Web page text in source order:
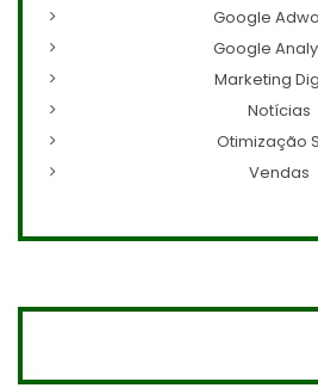
Google
Google
Marketing
Notícias
Otimização
Vendas